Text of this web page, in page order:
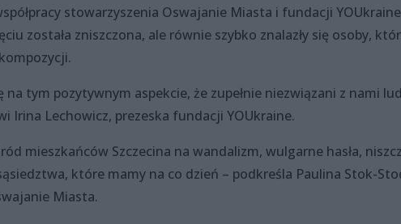
stowarzyszenia Oswajanie Miasta i fundacji
została zniszczona, ale równie szybko znalazły się osoby,
na tym pozytywnym aspekcie, że zupełnie niezwiązani z nami
Irina Lechowicz, prezeska fundacji YOUkraine.
mieszkańców Szczecina na wandalizm, wulgarne hasła,
które mamy na co dzień – podkreśla Paulina Stok-
Miasta.